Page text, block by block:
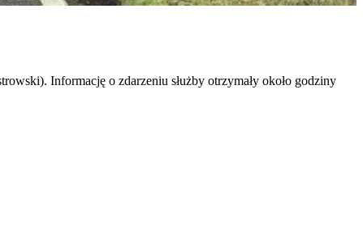
Informację o zdarzeniu służby otrzymały około godziny